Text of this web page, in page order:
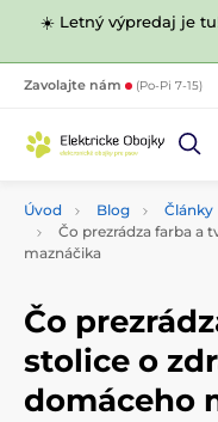
☀️ Letný výpredaj je
Zavolajte nám (Po-Pi 7-15)
Úvod Blog
Články
Čo prezrádza farba a
maznáčika
Čo
stolice o
domáceho